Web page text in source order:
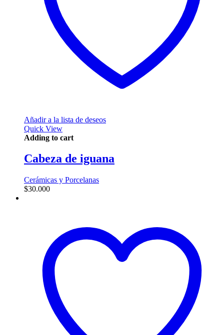
Añadir a la lista de deseos
Quick View
Adding to cart
Cabeza de iguana
Cerámicas y Porcelanas
$30.000